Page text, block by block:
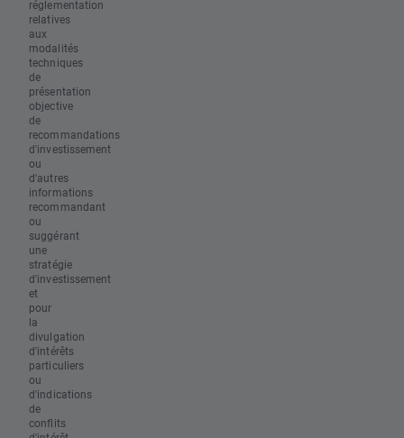
réglementation
relatives
aux
modalités
techniques
de
présentation
objective
de
recommandations
d'investissement
ou
d'autres
informations
recommandant
ou
suggérant
une
stratégie
d'investissement
et
pour
la
divulgation
d'intérêts
particuliers
ou
d'indications
de
conflits